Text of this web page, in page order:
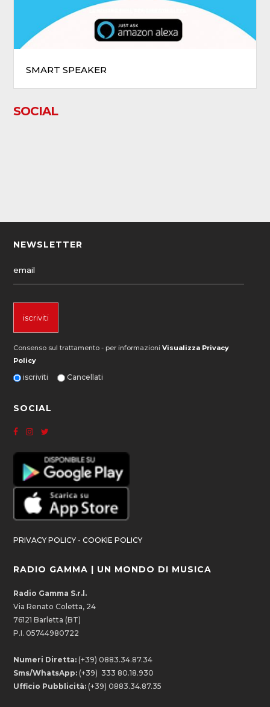
SMART SPEAKER
SOCIAL
NEWSLETTER
Consenso sul trattamento - per informazioniVisualizza Privacy
Policy
iscriviti Cancellati
SOCIAL
PRIVACY POLICY -COOKIE POLICY
RADIO GAMMA | UN MONDO DI MUSICA
Radio Gamma S.r.l.
Via Renato Coletta, 24
76121 Barletta (BT)
P.I. 05744980722
Numeri Diretta:(+39) 0883.34.87.34
Sms/WhatsApp:(+39) 333 80.18.930
Ufficio Pubblicità:(+39) 0883.34.87.35